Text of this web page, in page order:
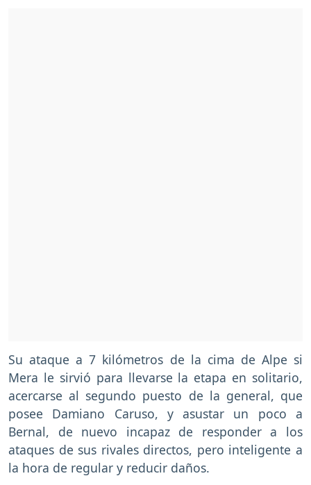
Su ataque a 7 kilómetros de la cima de Alpe si
Mera le sirvió para llevarse la etapa en solitario,
acercarse al segundo puesto de la general, que
posee Damiano Caruso, y asustar un poco a
Bernal, de nuevo incapaz de responder a los
ataques de sus rivales directos, pero inteligente a
la hora de regular y reducir daños.